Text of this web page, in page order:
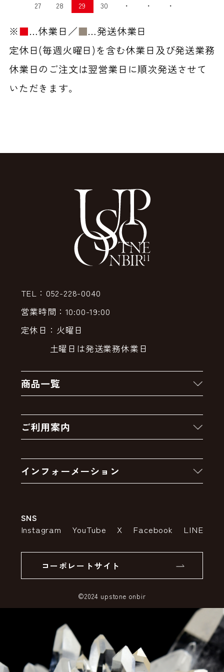
27 28 29 30 ・ ・ ・
※■…休業日／■…発送休業日
定休日(毎週火曜日)を含む休業日及び発送業務
休業日のご注文は翌営業日に順次発送させて
いただきます。
TEL：052-228-0040
営業時間：10:00-19:00
定休日：火曜日
土曜日は発送業務休業日
商品一覧
クーポン
卸販売・大量注文
アウトレットセール
ご利用案内
お支払いについて
インフォーメーション
特定商取引法の表示
SSLサーバー証明書とは
SNS
Instagram YouTube X Facebook LINE
コーポレートサイト
©2024 upstone onbir